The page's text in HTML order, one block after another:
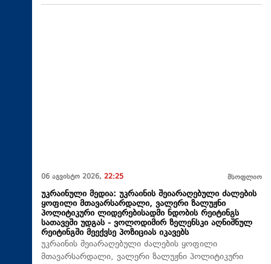
06 აგვისტო 2026, 22:25 მსოფლიო
უკრაინული მედია: უკრაინის შეიარაღებული ძალების
ყოფილი მთავარსარდალი, ვალერი ზალუჟნი
პოლიტიკური ლიდერებისადმი ნდობის რეიტინგს
სათავეში უდგას - ვოლოდიმირ ზელენსკი აღნიშნულ
რეიტინგში მეექვსე პოზიციას იკავებს
უკრაინის შეიარაღებული ძალების ყოფილი
მთავარსარდალი, ვალერი ზალუჟნი პოლიტიკური